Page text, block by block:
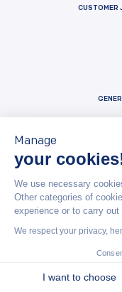
CUSTOMER
Captain Wallet (by Brevo) is
© Captain
Manage
your
We use necessary
Other categories of
experience or to carry
We respect your privacy,
I want to choose